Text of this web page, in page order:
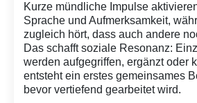
Kurze mündliche Impulse
Sprache und Aufmerksamkeit,
zugleich hört, dass auch andere
Das schafft soziale Resonanz:
werden aufgegriffen, ergänzt oder
entsteht ein erstes gemeinsames
bevor vertiefend gearbeitet wird.